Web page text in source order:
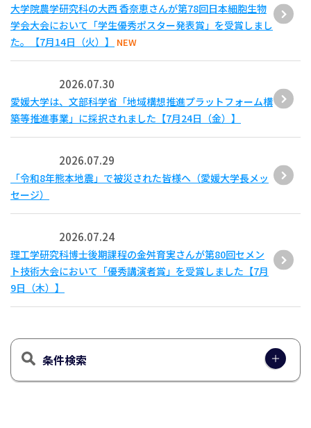
大学院農学研究科の大西 香奈恵さんが第78回日本細胞生物
学会大会において「学生優秀ポスター発表賞」を受賞しまし
た。【7月14日（火）】
NEW
2026.07.30
愛媛大学は、文部科学省「地域構想推進プラットフォーム構
築等推進事業」に採択されました【7月24日（金）】
2026.07.29
「令和8年熊本地震」で被災された皆様へ（愛媛大学長メッ
セージ）
2026.07.24
理工学研究科博士後期課程の金舛育実さんが第80回セメン
ト技術大会において「優秀講演者賞」を受賞しました【7月
9日（木）】
条件検索